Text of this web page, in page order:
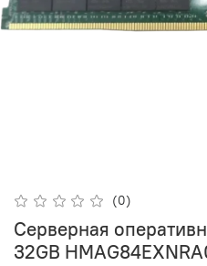
(0)
Серверная
32GB